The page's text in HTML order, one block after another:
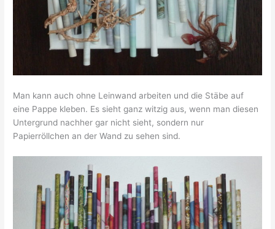
Man kann auch ohne Leinwand arbeiten und die Stäbe auf
eine Pappe kleben. Es sieht ganz witzig aus, wenn man diesen
Untergrund nachher gar nicht sieht, sondern nur
Papierröllchen an der Wand zu sehen sind.